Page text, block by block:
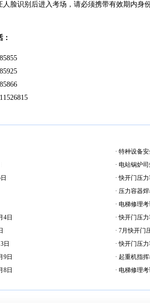
别后进入考场，请必须携带有效期内身份
· 特种设备
· 电站锅炉
· 快开门压
· 压力容器
· 电梯修理
4日
· 快开门压
· 7月快开门
日
· 快开门压
9日
· 起重机指
8日
· 电梯修理